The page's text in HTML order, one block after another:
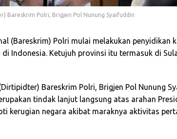
Bareskrim Polri, Brigjen Pol Nunung Syaifuddin
(Bareskrim) Polri mulai melakukan penyidikan
Indonesia. Ketujuh provinsi itu termasuk di
Bareskrim Polri, Brigjen Pol Nunung
tindak lanjut langsung atas arahan
kerugian negara akibat maraknya aktivitas